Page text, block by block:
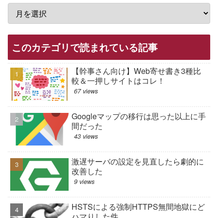
このカテゴリで読まれている記事
【幹事さん向け】Web寄せ書き3種比
較＆一押しサイトはコレ！
67 views
Googleマップの移行は思った以上に手
間だった
43 views
激遅サーバの設定を見直したら劇的に
改善した
9 views
HSTSによる強制HTTPS無間地獄にど